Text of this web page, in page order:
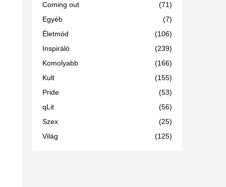
Coming out
(71)
Egyéb
(7)
Életmód
(106)
Inspiráló
(239)
Komolyabb
(166)
Kult
(155)
Pride
(53)
qLit
(56)
Szex
(25)
Világ
(125)